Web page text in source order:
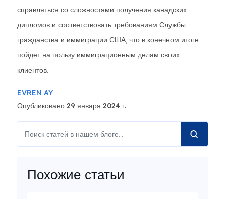
справляться со сложностями получения канадских
дипломов и соответствовать требованиям Службы
гражданства и иммиграции США, что в конечном итоге
пойдет на пользу иммиграционным делам своих
клиентов.
EVREN AY
Опубликовано 29 января 2024 г.
Похожие статьи